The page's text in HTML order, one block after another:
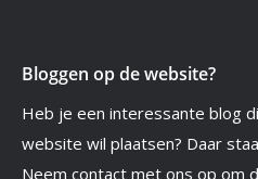
Bloggen op de website?
Heb je een interessante blog
website wil plaatsen? Daar
Neem contact met ons op om